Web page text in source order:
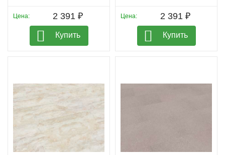
Цена: 2 391 ₽
Купить
Цена: 2 391 ₽
Купить